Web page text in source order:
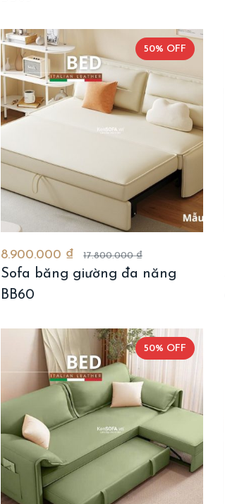
50% OFF
8.900.000 ₫ 17.800.000 ₫
Sofa băng giường đa năng
BB60
50% OFF